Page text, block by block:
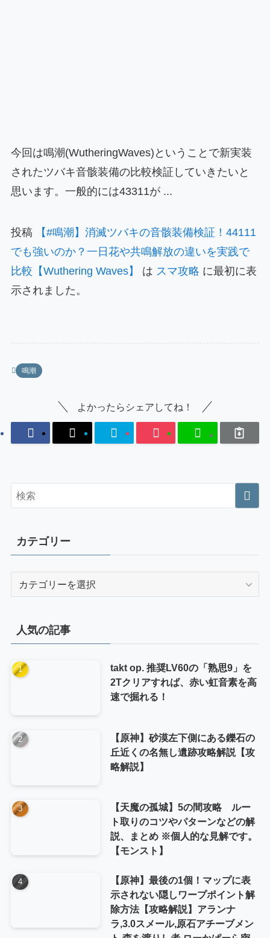
今回は鳴潮(WutheringWaves)ということで新実装
されたツバキ音骸装備の比較検証していきたいと
思います。一般的には43311が ...
投稿
【#鳴潮】消滅ツバキの音骸装備検証！44111
でも強いのか？一日花や共鳴解放の違いを実践で
比較【Wuthering Waves】
は スマ攻略 に最初に表
示されました。
鳴潮
よかったらシェアしてね！
カテゴリー
ー
人気の記事
takt op. 推奨LV60の「熟思9」を
2Tクリアすれば、赤い虹音素を高
速で掘れる！
【原神】砂漠左下側にある鑠石の
丘近くの名無し遺跡攻略解説【攻
略解説】
【天魔の孤城】5の間攻略 ルー
ト取りのコツやパターンなどの解
説、まとめ ※個人的な見解です。
【モンスト】
【原神】最後の1個！マップに表
示されない隠しワープポイント解
除方法【攻略解説】アランナ
ラ,3.0スメール,原石アチーブメン